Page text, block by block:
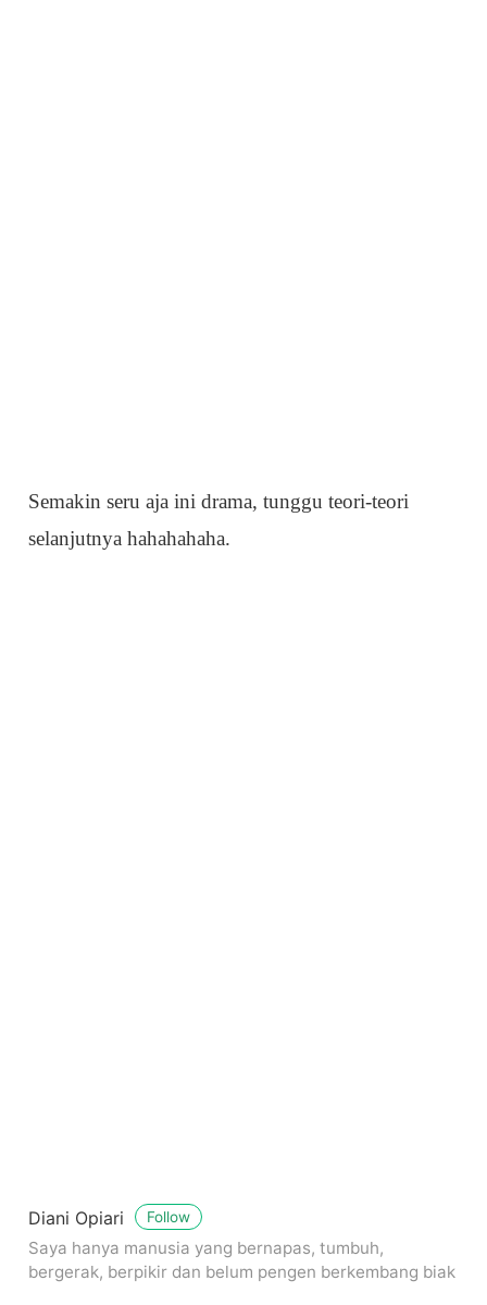
Semakin seru aja ini drama, tunggu teori-teori
selanjutnya hahahahaha.
Diani Opiari Follow
Saya hanya manusia yang bernapas, tumbuh,
bergerak, berpikir dan belum pengen berkembang biak